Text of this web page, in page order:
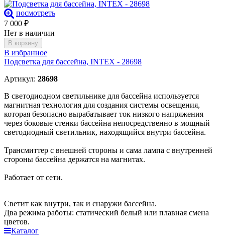
посмотреть
7 000 ₽
Нет в наличии
В корзину
В избранное
Подсветка для бассейна, INTEX - 28698
Артикул: 28698
В светодиодном светильнике для бассейна используется
магнитная технология для создания системы освещения,
которая безопасно вырабатывает ток низкого напряжения
через боковые стенки бассейна непосредственно в мощный
светодиодный светильник, находящийся внутри бассейна.
Трансмиттер с внешней стороны и сама лампа с внутренней
стороны бассейна держатся на магнитах.
Работает от сети.
Светит как внутри, так и снаружи бассейна.
Два режима работы: статический белый или плавная смена
цветов.
Каталог